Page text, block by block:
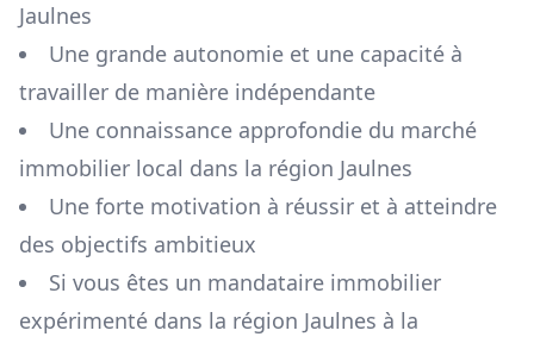
Jaulnes
Une grande autonomie et une capacité à
travailler de manière indépendante
Une connaissance approfondie du marché
immobilier local dans la région Jaulnes
Une forte motivation à réussir et à atteindre
des objectifs ambitieux
Si vous êtes un mandataire immobilier
expérimenté dans la région Jaulnes à la